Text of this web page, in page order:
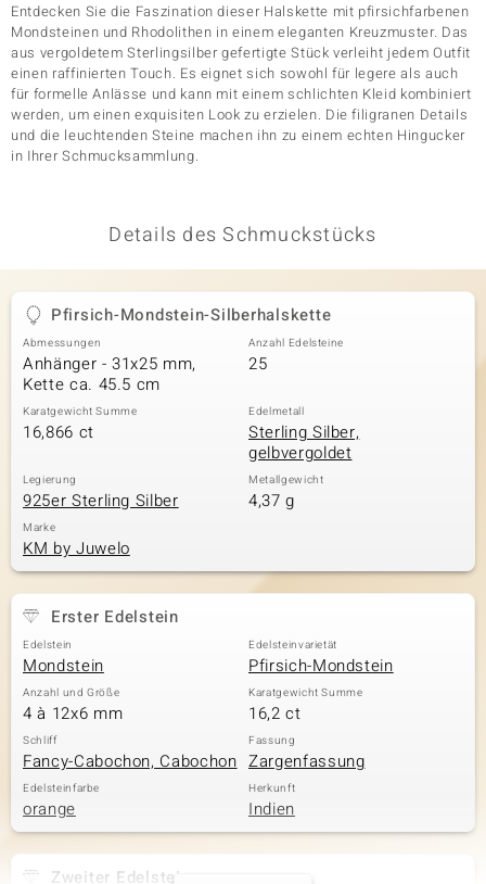
Entdecken Sie die Faszination dieser Halskette mit pfirsichfarbenen
Mondsteinen und Rhodolithen in einem eleganten Kreuzmuster. Das
aus vergoldetem Sterlingsilber gefertigte Stück verleiht jedem Outfit
einen raffinierten Touch. Es eignet sich sowohl für legere als auch
für formelle Anlässe und kann mit einem schlichten Kleid kombiniert
werden, um einen exquisiten Look zu erzielen. Die filigranen Details
und die leuchtenden Steine machen ihn zu einem echten Hingucker
in Ihrer Schmucksammlung.
Details des Schmuckstücks
Pfirsich-Mondstein-Silberhalskette
Abmessungen
Anhänger - 31x25 mm,
Kette ca. 45.5 cm
Anzahl Edelsteine
25
Karatgewicht Summe
16,866 ct
Edelmetall
Sterling Silber,
gelbvergoldet
Legierung
925er Sterling Silber
Metallgewicht
4,37 g
Marke
KM by Juwelo
Erster Edelstein
Edelstein
Mondstein
Edelsteinvarietät
Pfirsich-Mondstein
Anzahl und Größe
4 à 12x6 mm
Karatgewicht Summe
16,2 ct
Schliff
Fancy-Cabochon, Cabochon
Fassung
Zargenfassung
Edelsteinfarbe
orange
Herkunft
Indien
Zweiter Edelstein